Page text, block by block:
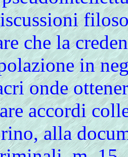
che la
in
onde
accordi
alla